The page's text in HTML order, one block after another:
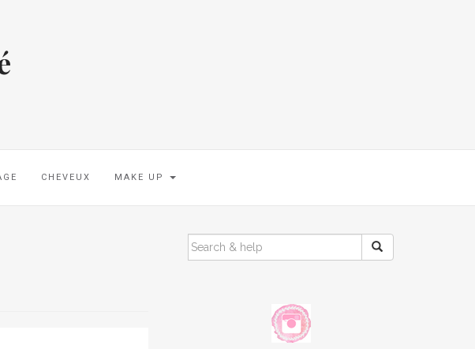
CHEVEUX MAKE UP
SEARCH
FOR: